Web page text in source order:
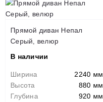
Прямой диван Непал
Серый, велюр
В наличии
Ширина
2240 мм
Высота
880 мм
Глубина
920 мм